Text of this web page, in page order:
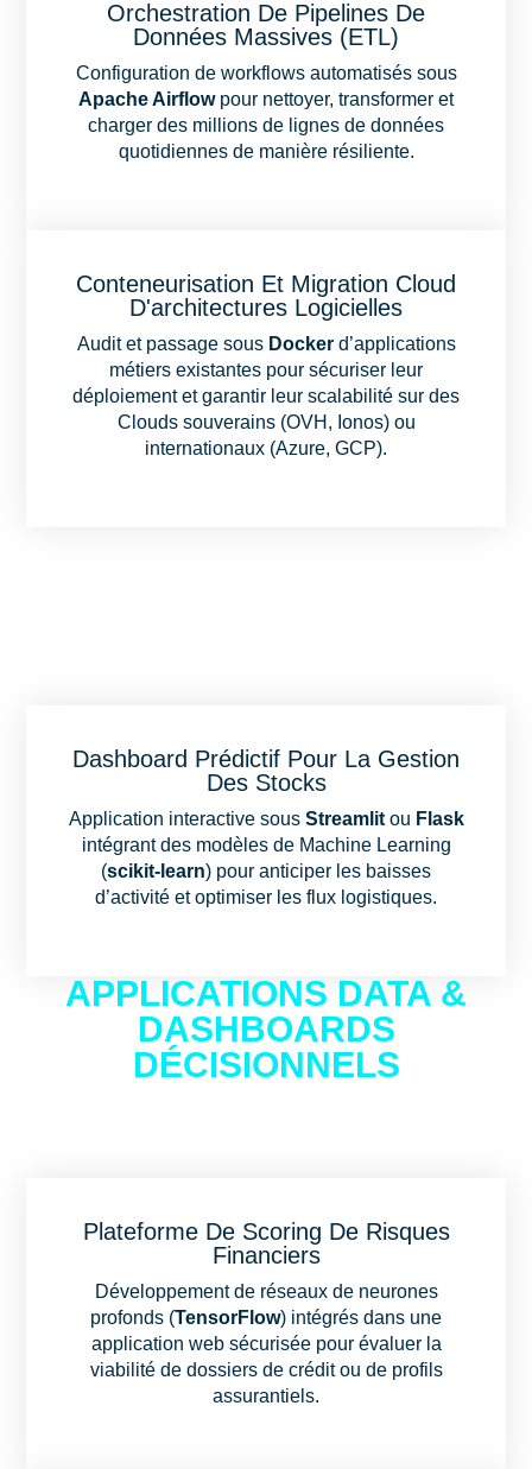
Orchestration De Pipelines De
Données Massives (ETL)
Configuration de workflows automatisés sous
Apache Airflowpour nettoyer, transformer et
charger des millions de lignes de données
quotidiennes de manière résiliente.
Conteneurisation Et Migration Cloud
D'architectures Logicielles
Audit et passage sous Dockerd’applications
métiers existantes pour sécuriser leur
déploiement et garantir leur scalabilité sur des
Clouds souverains (OVH, Ionos) ou
internationaux (Azure, GCP).
Dashboard Prédictif Pour La Gestion
Des Stocks
Application interactive sous Streamlitou Flask
intégrant des modèles de Machine Learning
(scikit-learn) pour anticiper les baisses
d’activité et optimiser les flux logistiques.
APPLICATIONS DATA &
DASHBOARDS
DÉCISIONNELS
Plateforme De Scoring De Risques
Financiers
Développement de réseaux de neurones
profonds (TensorFlow) intégrés dans une
application web sécurisée pour évaluer la
viabilité de dossiers de crédit ou de profils
assurantiels.